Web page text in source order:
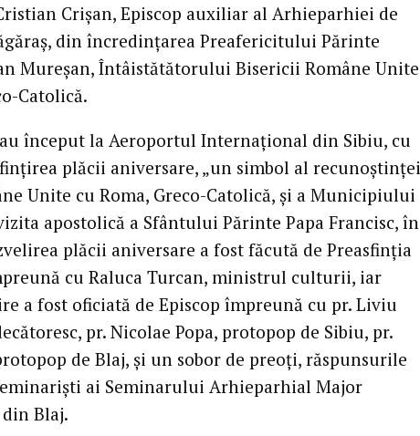
Crișan, Episcop auxiliar al Arhieparhiei de
din încredințarea Preafericitului Părinte
Mureșan, Întâistătătorului Bisericii Române Unite
Catolică.
început la Aeroportul Internațional din Sibiu, cu
plăcii aniversare, „un simbol al recunoștinței
Unite cu Roma, Greco-Catolică, și a Municipiului
apostolică a Sfântului Părinte Papa Francisc, în
plăcii aniversare a fost făcută de Preasfinția
cu Raluca Turcan, ministrul culturii, iar
a fost oficiată de Episcop împreună cu pr. Liviu
pr. Nicolae Popa, protopop de Sibiu, pr.
de Blaj, și un sobor de preoți, răspunsurile
ai Seminarului Arhieparhial Major
din Blaj.